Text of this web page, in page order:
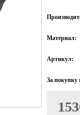
Материал:
Артикул:
За покупку